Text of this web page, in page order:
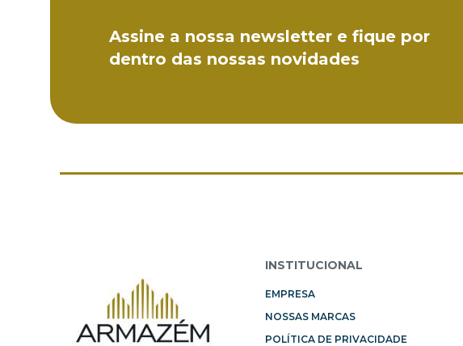
Assine a nossa newsletter e fique por
dentro das nossas novidades
INSTITUCIONAL
EMPRESA
NOSSAS MARCAS
POLÍTICA DE PRIVACIDADE